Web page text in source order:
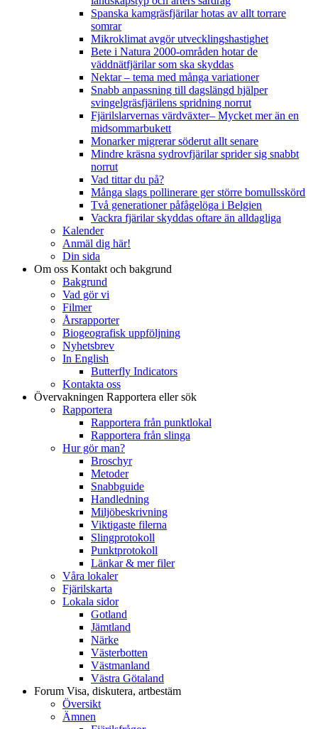
Spanska kamgräsfjärilar hotas av allt torrare
somrar
Mikroklimat avgör utvecklingshastighet
Bete i Natura 2000-områden hotar de
väddnätfjärilar som ska skyddas
Nektar – tema med många variationer
Snabb anpassning till dagslängd hjälper
svingelgräsfjärilens spridning norrut
Fjärilslarvernas värdväxter– Mycket mer än en
midsommarbukett
Monarker migrerar söderut allt senare
Mindre kräsna sydrovfjärilar sprider sig snabbt
norrut
Vad tittar du på?
Många slags pollinerare ger större bomullsskörd
Två generationer påfågelöga i Belgien
Vackra fjärilar skyddas oftare än alldagliga
Kalender
Anmäl dig här!
Din sida
Om oss Kontakt och bakgrund
Bakgrund
Vad gör vi
Filmer
Årsrapporter
Biogeografisk uppföljning
Nyhetsbrev
In English
Butterfly Indicators
Kontakta oss
Övervakningen Rapportera eller sök
Rapportera
Rapportera från punktlokal
Rapportera från slinga
Hur gör man?
Broschyr
Metoder
Snabbguide
Handledning
Miljöbeskrivning
Viktigaste filerna
Slingprotokoll
Punktprotokoll
Länkar & mer filer
Våra lokaler
Fjärilskarta
Lokala sidor
Gotland
Jämtland
Närke
Västerbotten
Västmanland
Västra Götaland
Forum Visa, diskutera, artbestäm
Översikt
Ämnen